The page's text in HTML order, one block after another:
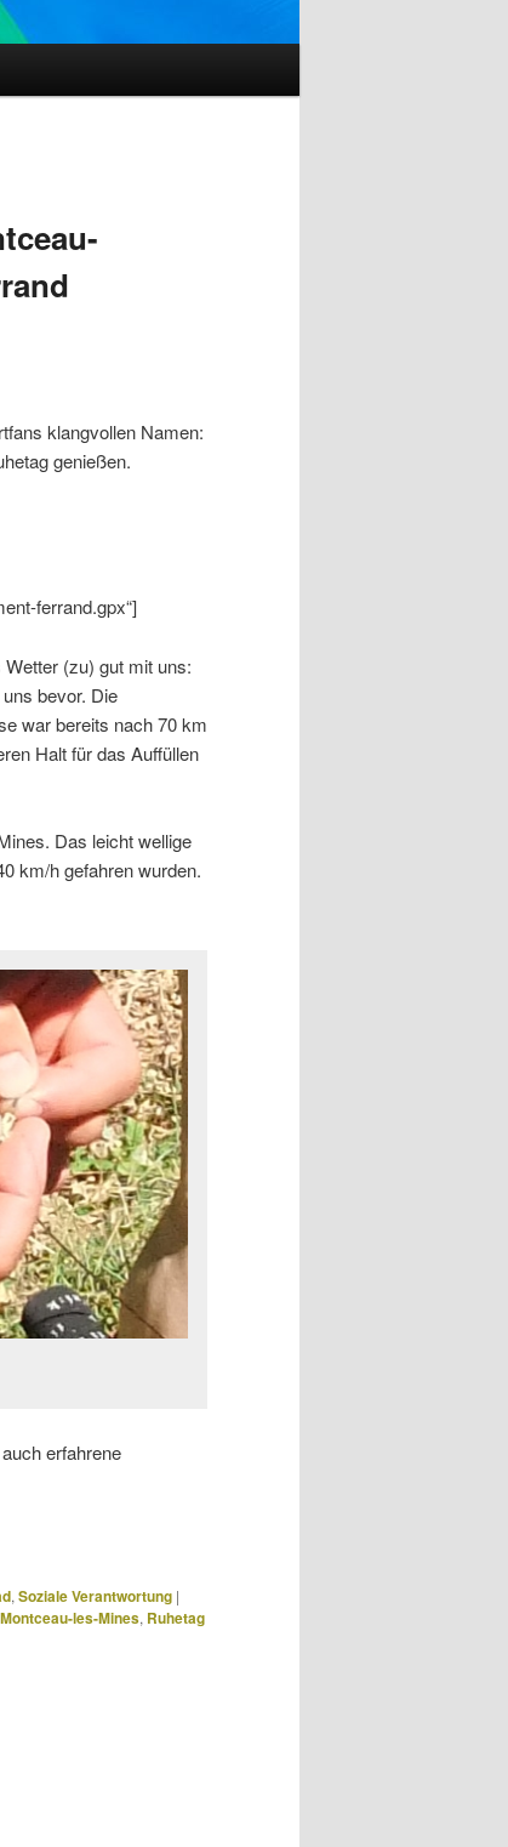
klangvollen Namen:
genießen.
ferrand.gpx“]
(zu) gut mit uns:
bevor. Die
war bereits nach 70 km
Halt für das Auffüllen
Das leicht wellige
km/h gefahren wurden.
erfahrene
, Soziale Verantwortung |
Montceau-les-Mines, Ruhetag